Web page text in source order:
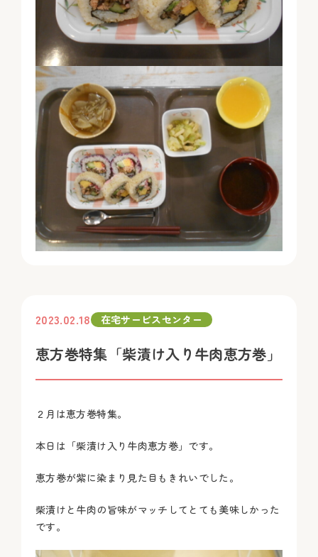
2023.02.18 在宅サービスセンター
恵方巻特集「柴漬け入り牛肉恵方巻」
２月は恵方巻特集。
本日は「柴漬け入り牛肉恵方巻」です。
恵方巻が紫に染まり見た目もきれいでした。
柴漬けと牛肉の旨味がマッチしてとても美味しかった
です。